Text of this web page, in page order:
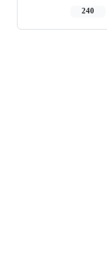
240